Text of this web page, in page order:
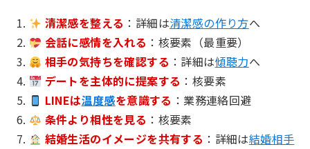
清潔感を整える ：詳細は清潔感の作り方へ
会話に感情を入れる ：核要素（最重要）
相手の気持ちを確認する ：詳細は傾聴力へ
デートを主体的に提案する ：核要素
LINEは温度感を意識する ：業務連絡回避
条件より相性を見る ：核要素
結婚生活のイメージを共有する ：詳細は結婚相手